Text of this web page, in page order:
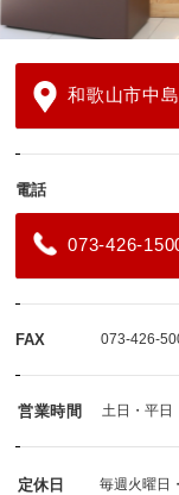
和歌山市中
電話
073-426-
FAX 073-426-
営業時間 土日・平日
定休日
毎週火曜日